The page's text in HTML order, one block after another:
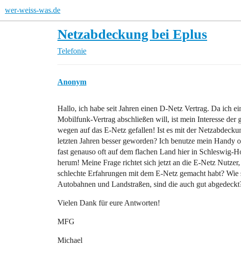
wer-weiss-was.de
Netzabdeckung bei Eplus
Telefonie
Anonym
Hallo, ich habe seit Jahren einen D-Netz Vertrag. Da ich
Mobilfunk-Vertrag abschließen will, ist mein Interesse der
wegen auf das E-Netz gefallen! Ist es mit der
letzten Jahren besser geworden? Ich benutze mein Handy
fast genauso oft auf dem flachen Land hier in Schleswig-
herum! Meine Frage richtet sich jetzt an die E-Netz
schlechte Erfahrungen mit dem E-Netz gemacht habt? Wie
Autobahnen und Landstraßen, sind die auch gut
Vielen Dank für eure Antworten!
MFG
Michael